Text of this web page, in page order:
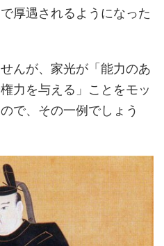
厚遇されるようになった
んが、家光が「能力のあ
力を与える」ことをモッ
で、その一例でしょう